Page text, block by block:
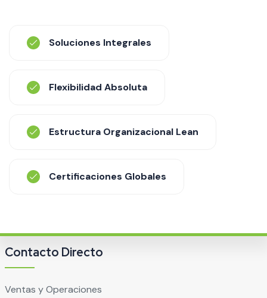
Soluciones Integrales
Flexibilidad Absoluta
Estructura Organizacional Lean
Certificaciones Globales
Contacto Directo
Ventas y Operaciones